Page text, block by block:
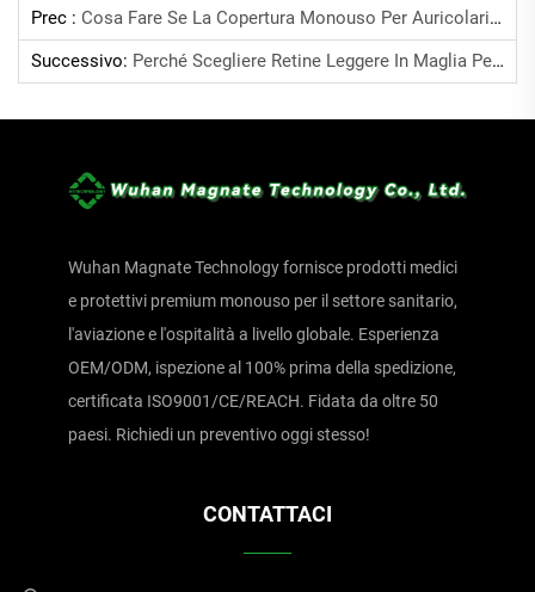
Prec : Cosa Fare Se La Copertura Monouso Per Auricolari È Troppo Larga?
Successivo: Perché Scegliere Retine Leggere In Maglia Per L'estate?
Wuhan Magnate Technology fornisce prodotti medici
e protettivi premium monouso per il settore sanitario,
l'aviazione e l'ospitalità a livello globale. Esperienza
OEM/ODM, ispezione al 100% prima della spedizione,
certificata ISO9001/CE/REACH. Fidata da oltre 50
paesi. Richiedi un preventivo oggi stesso!
CONTATTACI